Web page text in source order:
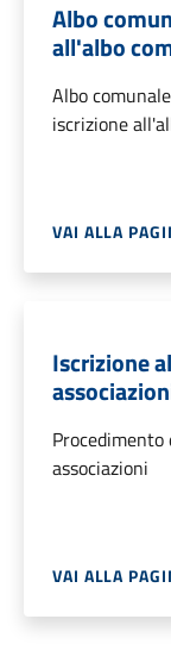
Albo
all'albo
Albo
iscrizione
VAI ALLA
Iscrizione
associazioni
VAI ALLA